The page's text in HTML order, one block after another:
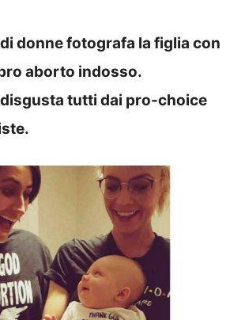
donne fotografa la figlia con
aborto indosso.
disgusta tutti dai pro-choice